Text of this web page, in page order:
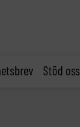
Stöd oss